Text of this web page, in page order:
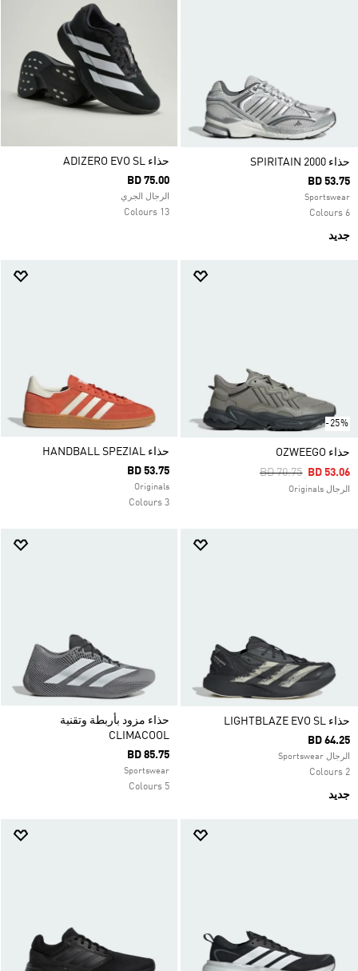
حذاء SPIRITAIN 2000
BD 53.75
Sportswear
6 Colours
جديد
حذاء ADIZERO EVO SL
BD 75.00
الرجال الجري
13 Colours
-25%
حذاء OZWEEGO
Price Reduced
BD 70.75ToBD 53.06
الرجال Originals
حذاء HANDBALL SPEZIAL
BD 53.75
Originals
3 Colours
حذاء LIGHTBLAZE EVO SL
BD 64.25
الرجال Sportswear
2 Colours
جديد
حذاء مزود بأربطة وتقنية
CLIMACOOL
BD 85.75
Sportswear
5 Colours